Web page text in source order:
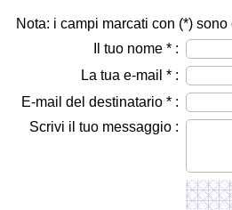
Nota: i campi marcati con (*) sono
Il tuo nome * :
La tua e-mail * :
E-mail del destinatario * :
Scrivi il tuo messaggio :